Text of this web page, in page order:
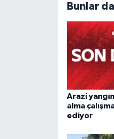
Bunlar
Arazi
alma
ediyor